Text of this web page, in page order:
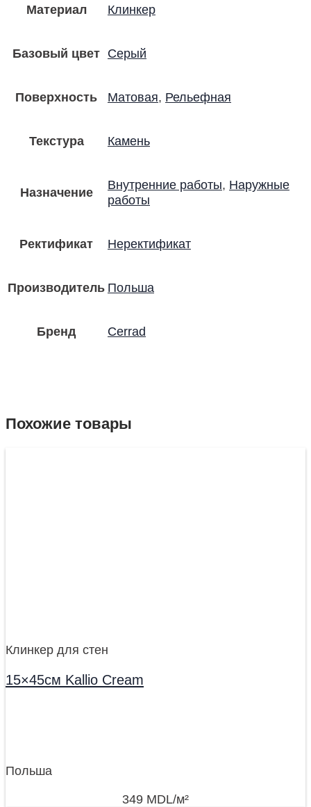
Материал Клинкер
Базовый цвет Серый
Поверхность Матовая, Рельефная
Текстура Камень
Назначение
Внутренние работы, Наружные
работы
Ректификат Неректификат
Производитель Польша
Бренд Cerrad
Похожие товары
Клинкер для стен
15×45см Kallio Cream
Польша
349 MDL/м²